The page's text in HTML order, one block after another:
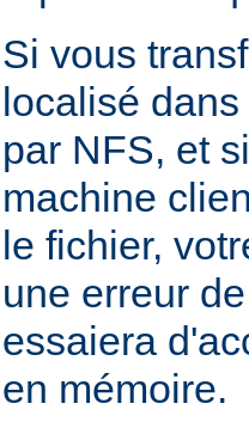
Si vous
localisé
par NFS, et
machine
le fichier,
une erreur
essaiera
en mémoire.